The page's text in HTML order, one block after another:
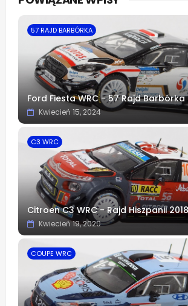
57 RAJD BARBÓRKA
Ford Fiesta WRC - 57 Rajd Barbórka
Kwiecień 15, 2024
C3 WRC
Citroen C3 WRC - Rajd Hiszpanii 2018
Kwiecień 19, 2020
COUPE WRC